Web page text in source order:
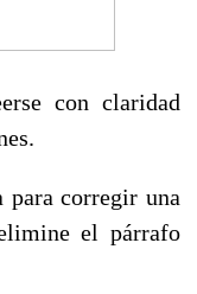
con claridad
para corregir una
el párrafo